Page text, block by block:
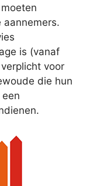
aannemers.
is (vanaf
voor
die hun